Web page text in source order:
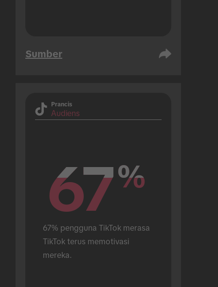
Sumber
Prancis
Audiens
67%
67%
67% pengguna TikTok merasa
TikTok terus memotivasi
mereka.